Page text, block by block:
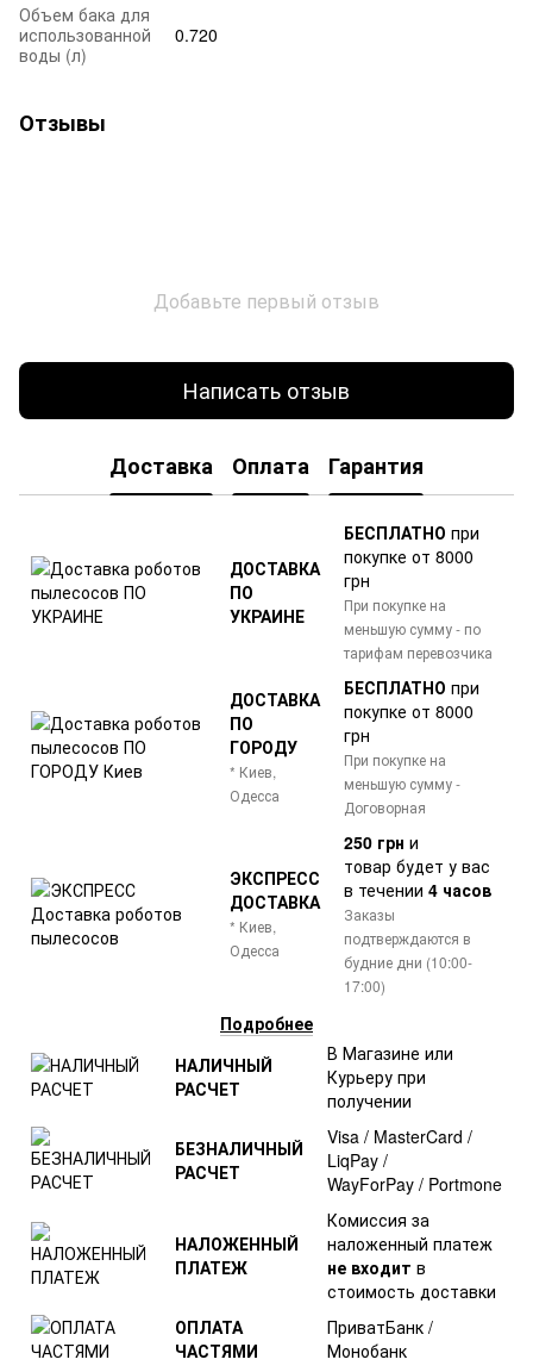
Объем бака для
использованной
воды (л)
0.720
Отзывы
Добавьте первый отзыв
Написать отзыв
Доставка Оплата Гарантия
ДОСТАВКА
ПО
УКРАИНЕ
БЕСПЛАТНО при
покупке от 8000
грн
При покупке на
меньшую сумму - по
тарифам перевозчика
ДОСТАВКА
ПО
ГОРОДУ
* Киев,
Одесса
БЕСПЛАТНО при
покупке от 8000
грн
При покупке на
меньшую сумму -
Договорная
ЭКСПРЕСС
ДОСТАВКА
* Киев,
Одесса
250 грн и
товар будет у вас
в течении 4 часов
Заказы
подтверждаются в
будние дни (10:00-
17:00)
Подробнее
НАЛИЧНЫЙ
РАСЧЕТ
В Магазине или
Курьеру при
получении
БЕЗНАЛИЧНЫЙ
РАСЧЕТ
Visa / MasterCard /
LiqPay /
WayForPay / Portmone
НАЛОЖЕННЫЙ
ПЛАТЕЖ
Комиссия за
наложенный платеж
не входит в
стоимость доставки
ОПЛАТА
ЧАСТЯМИ
ПриватБанк /
Монобанк